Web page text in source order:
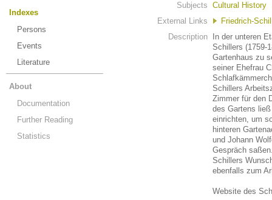
Indexes
Persons
Events
Literature
About
Documentation
Further Reading
Statistics
Subjects Cultural History
External Links
Friedrich-
Description
In der unteren
Schillers (1759-
Gartenhaus zu
seiner Ehefrau
Schillers
Zimmer für den
des Gartens
einrichten, um
hinteren
und Johann
Gespräch
Schillers
ebenfalls zum
Website des